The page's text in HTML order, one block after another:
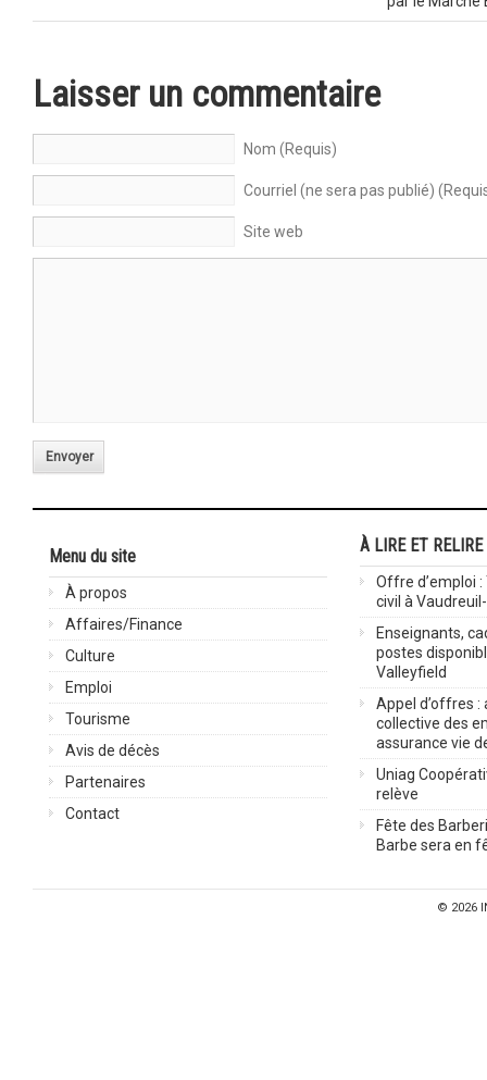
Laisser un commentaire
Nom (Requis)
Courriel (ne sera pas publié)
Site web
Envoyer
Menu du site
À propos
Affaires/Finance
Culture
Emploi
Tourisme
Avis de décès
Partenaires
Contact
À LIRE ET RELIRE
Offre d’emploi
civil à
Enseignants,
postes
Valleyfield
Appel d’offres :
collective des
assurance vie
Uniag
relève
Fête des
Barbe sera en
© 2026